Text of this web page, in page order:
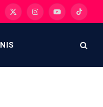
X
InstagramYouTubeTikTok